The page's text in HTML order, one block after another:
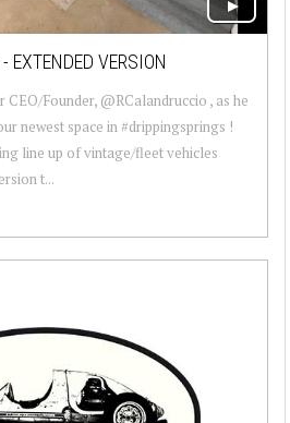
EXTENDED VERSION
Founder, @RCalandruccio , as he
newest space in #drippingsprings !
line up of vintage/fleet vehicles
t...